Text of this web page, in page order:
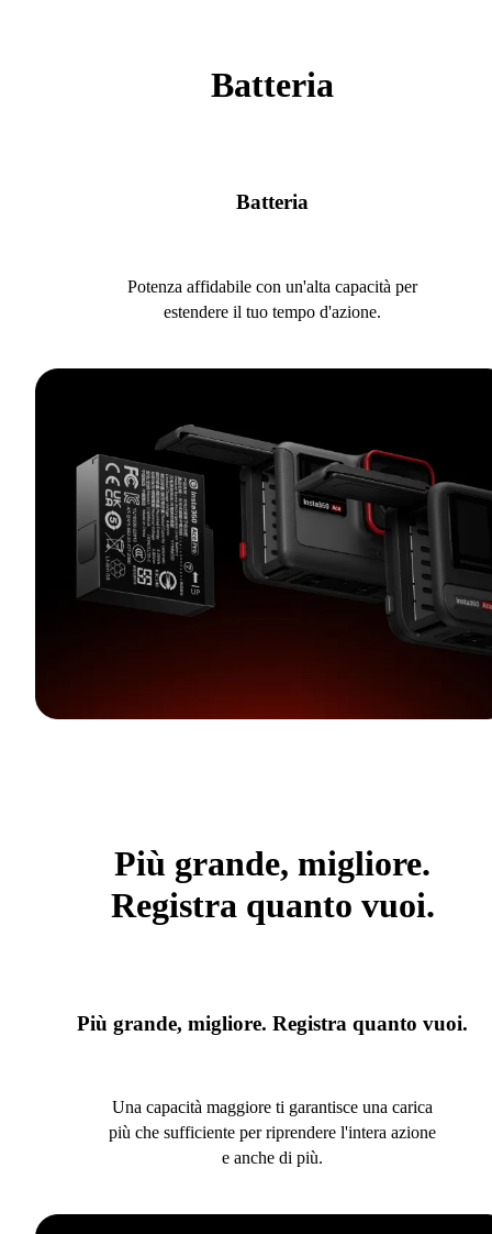
Batteria
Batteria
Potenza affidabile con un'alta capacità per
estendere il tuo tempo d'azione.
Più grande, migliore.
Registra quanto vuoi.
Più grande, migliore. Registra quanto vuoi.
Una capacità maggiore ti garantisce una carica
più che sufficiente per riprendere l'intera azione
e anche di più.